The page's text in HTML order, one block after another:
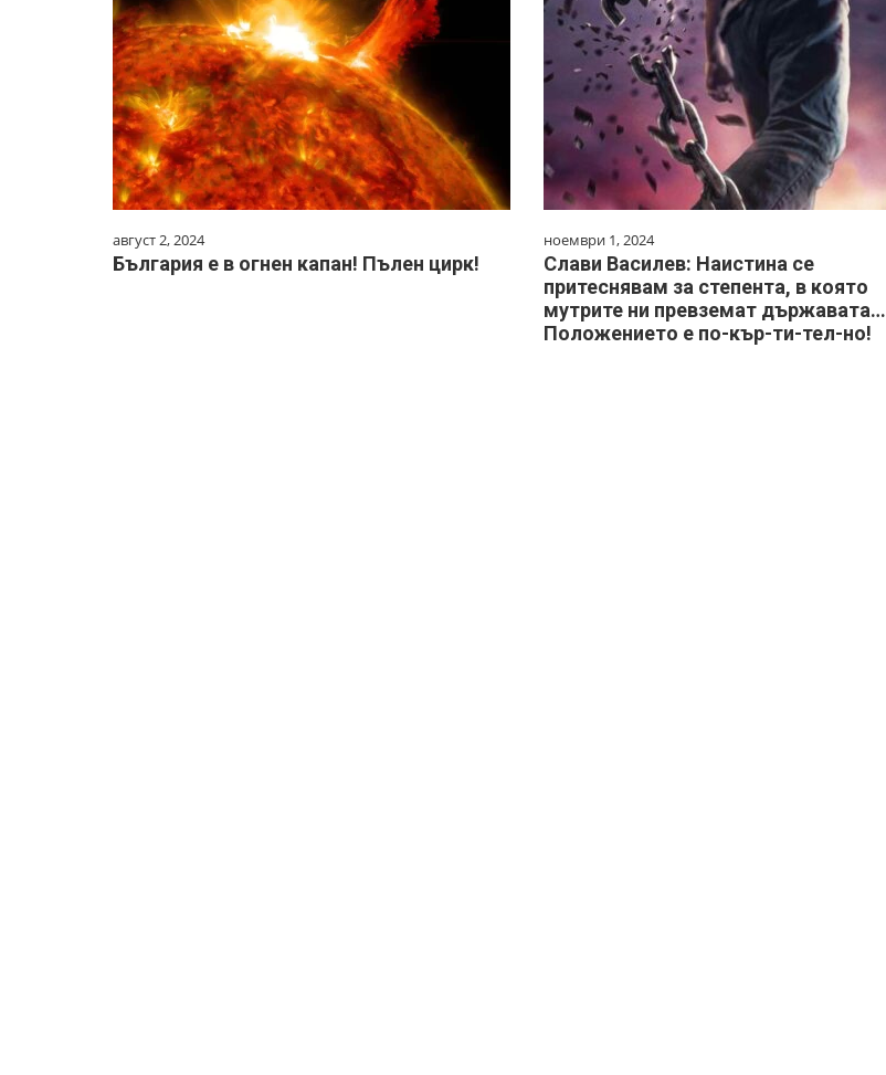
август 2, 2024
България е в огнен капан! Пълен цирк!
ноември 1, 2024
Слави Василев: Наистина се
притеснявам за степента, в която
мутрите ни превземат държавата…
Положението е по-кър-ти-тел-но!